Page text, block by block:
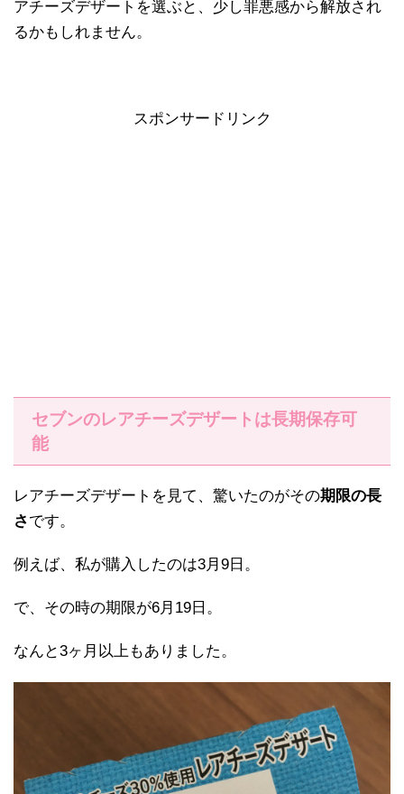
アチーズデザートを選ぶと、少し罪悪感から解放され
るかもしれません。
スポンサードリンク
セブンのレアチーズデザートは長期保存可
能
レアチーズデザートを見て、驚いたのがその期限の長
さです。
例えば、私が購入したのは3月9日。
で、その時の期限が6月19日。
なんと3ヶ月以上もありました。